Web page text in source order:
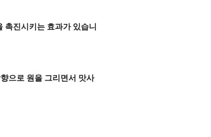
촉진시키는 효과가 있습니
으로 원을 그리면서 맛사